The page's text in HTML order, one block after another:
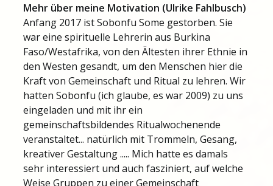
Mehr über meine Motivation (Ulrike Fahlbusch)
Anfang 2017 ist Sobonfu Some gestorben. Sie
war eine spirituelle Lehrerin aus Burkina
Faso/Westafrika, von den Ältesten ihrer Ethnie in
den Westen gesandt, um den Menschen hier die
Kraft von Gemeinschaft und Ritual zu lehren. Wir
hatten Sobonfu (ich glaube, es war 2009) zu uns
eingeladen und mit ihr ein
gemeinschaftsbildendes Ritualwochenende
veranstaltet... natürlich mit Trommeln, Gesang,
kreativer Gestaltung ..... Mich hatte es damals
sehr interessiert und auch fasziniert, auf welche
Weise Gruppen zu einer Gemeinschaft